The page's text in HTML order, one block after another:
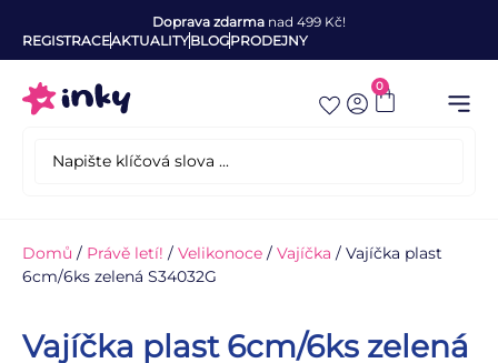
Doprava zdarma nad 499 Kč!
REGISTRACEAKTUALITYBLOGPRODEJNY
0
Domů / Právě letí! / Velikonoce / Vajíčka / Vajíčka plast
6cm/6ks zelená S34032G
Vajíčka plast 6cm/6ks zelená